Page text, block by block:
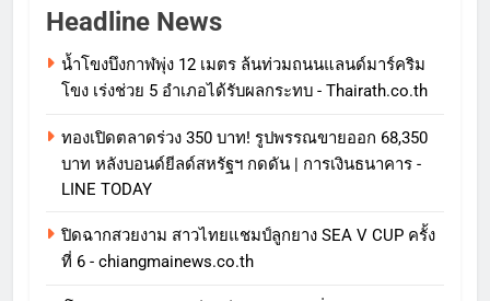
Headline News
น้ำโขงบึงกาฬพุ่ง 12 เมตร ล้นท่วมถนนแลนด์มาร์คริม
โขง เร่งช่วย 5 อำเภอได้รับผลกระทบ - Thairath.co.th
ทองเปิดตลาดร่วง 350 บาท! รูปพรรณขายออก 68,350
บาท หลังบอนด์ยีลด์สหรัฐฯ กดดัน | การเงินธนาคาร -
LINE TODAY
ปิดฉากสวยงาม สาวไทยแชมป์ลูกยาง SEA V CUP ครั้ง
ที่ 6 - chiangmainews.co.th